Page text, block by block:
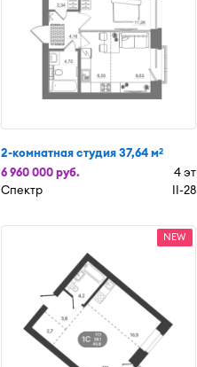
2-комнатная студия 37,64 м2
6 960 000 руб.
4 эт
Спектр
II-28
NEW